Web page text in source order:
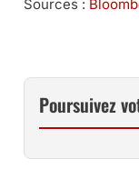
Sources :
Poursuivez